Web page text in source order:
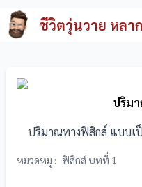
ชีวิตวุ่นวาย หลา
ปริม
ปริมาณทางฟิสิกส์ แบบเ
หมวดหมู : ฟิสิกส์ บทที่ 1